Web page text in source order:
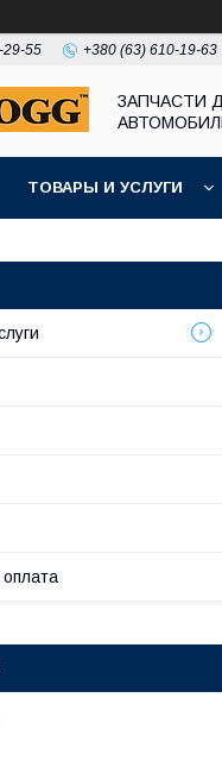
29-55 +380 (63) 610-19-63
ЗАПЧАСТИ
ТОВАРЫ И УСЛУГИ